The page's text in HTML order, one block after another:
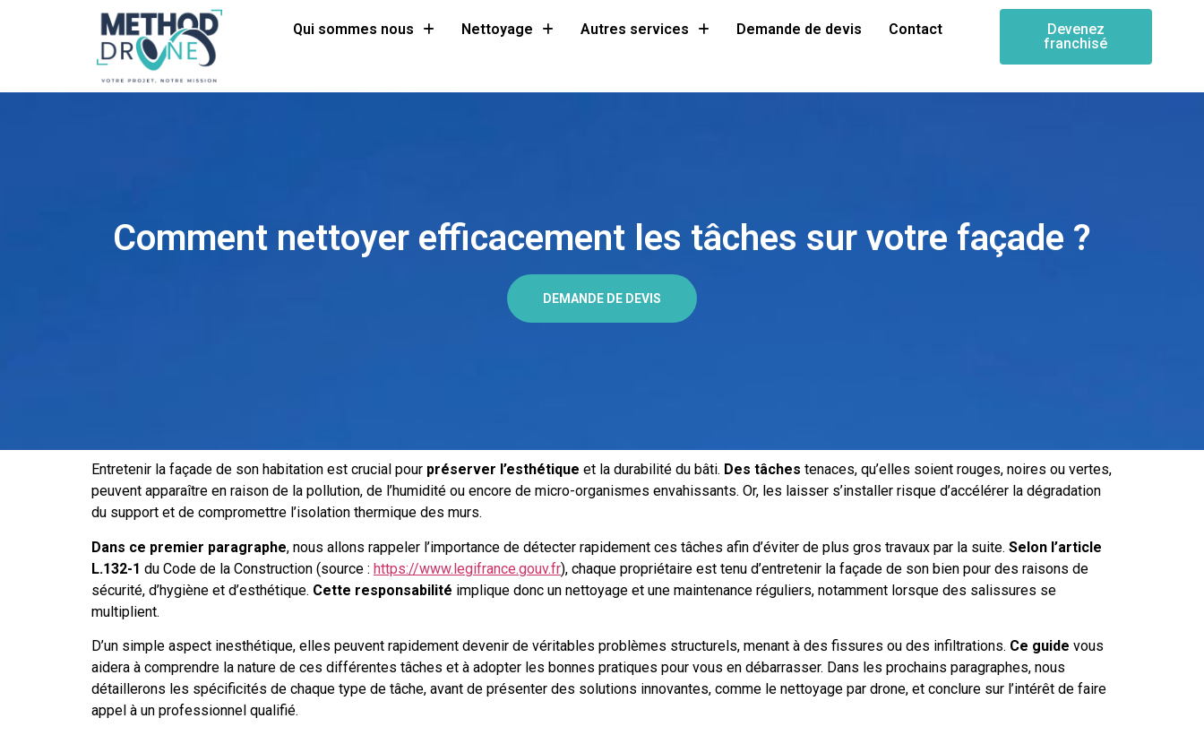
Devenez
franchisé
Qui sommes nous Nettoyage Autres services Demande de devis Contact
Comment nettoyer efficacement les tâches sur votre façade ?
DEMANDE DE DEVIS
Entretenir la façade de son habitation est crucial pour préserver l’esthétique et la durabilité du bâti. Des tâches tenaces, qu’elles soient rouges, noires ou vertes,
peuvent apparaître en raison de la pollution, de l’humidité ou encore de micro-organismes envahissants. Or, les laisser s’installer risque d’accélérer la dégradation
du support et de compromettre l’isolation thermique des murs.
Dans ce premier paragraphe, nous allons rappeler l’importance de détecter rapidement ces tâches afin d’éviter de plus gros travaux par la suite. Selon l’article
L.132-1 du Code de la Construction (source : https://www.legifrance.gouv.fr), chaque propriétaire est tenu d’entretenir la façade de son bien pour des raisons de
sécurité, d’hygiène et d’esthétique. Cette responsabilité implique donc un nettoyage et une maintenance réguliers, notamment lorsque des salissures se
multiplient.
D’un simple aspect inesthétique, elles peuvent rapidement devenir de véritables problèmes structurels, menant à des fissures ou des infiltrations. Ce guide vous
aidera à comprendre la nature de ces différentes tâches et à adopter les bonnes pratiques pour vous en débarrasser. Dans les prochains paragraphes, nous
détaillerons les spécificités de chaque type de tâche, avant de présenter des solutions innovantes, comme le nettoyage par drone, et conclure sur l’intérêt de faire
appel à un professionnel qualifié.